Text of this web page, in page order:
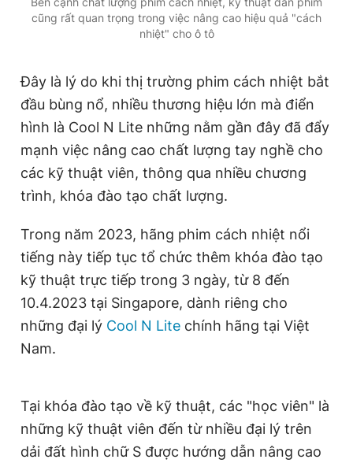
cũng rất quan trọng trong việc nâng cao hiệu quả "cách
nhiệt" cho ô tô
Đây là lý do khi thị trường phim cách nhiệt bắt
đầu bùng nổ, nhiều thương hiệu lớn mà điển
hình là Cool N Lite những nằm gần đây đã đẩy
mạnh việc nâng cao chất lượng tay nghề cho
các kỹ thuật viên, thông qua nhiều chương
trình, khóa đào tạo chất lượng.
Trong năm 2023, hãng phim cách nhiệt nổi
tiếng này tiếp tục tổ chức thêm khóa đào tạo
kỹ thuật trực tiếp trong 3 ngày, từ 8 đến
10.4.2023 tại Singapore, dành riêng cho
những đại lý Cool N Lite chính hãng tại Việt
Nam.
Tại khóa đào tạo về kỹ thuật, các "học viên" là
những kỹ thuật viên đến từ nhiều đại lý trên
dải đất hình chữ S được hướng dẫn nâng cao